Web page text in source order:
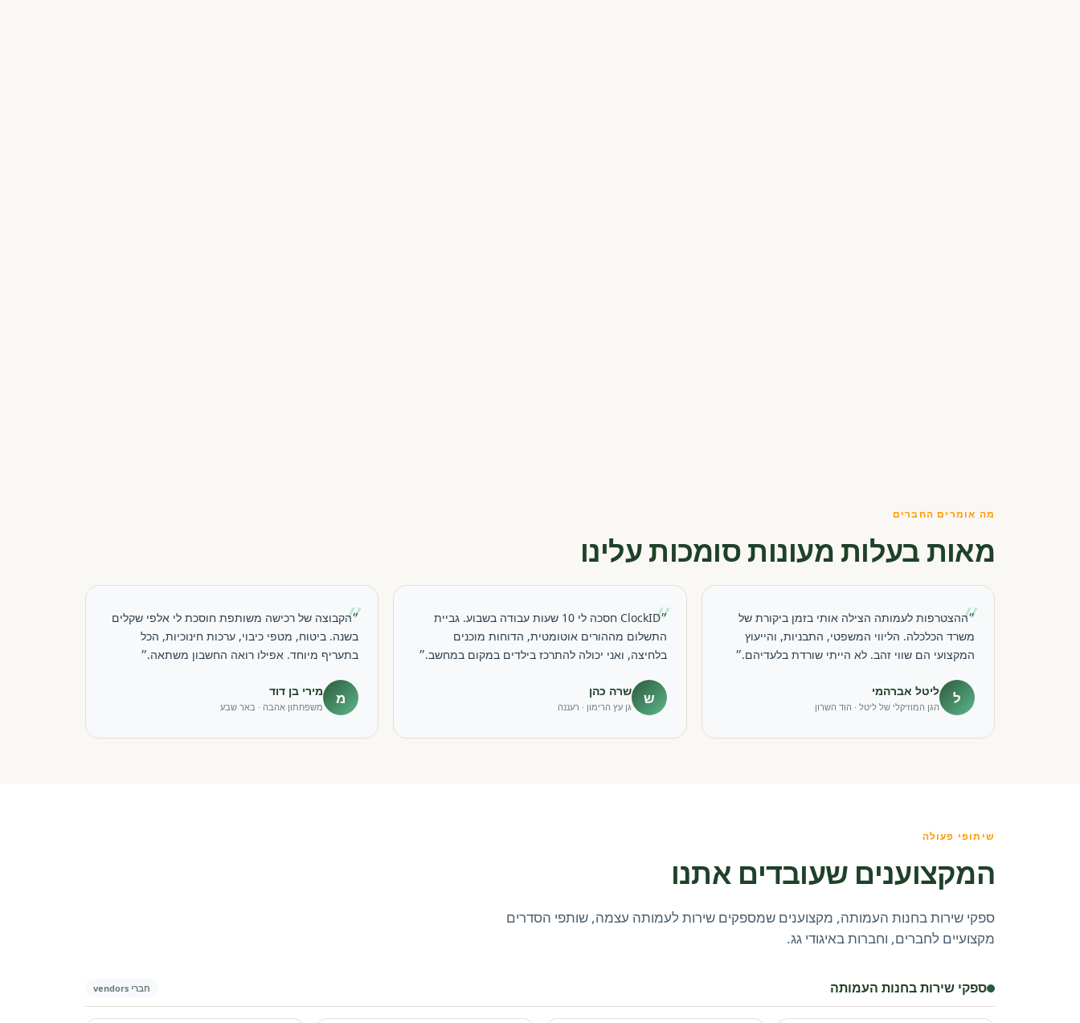
מה אומרים החברים
מאות בעלות מעונות סומכות עלינו
״
״ההצטרפות לעמותה הצילה אותי בזמן ביקורת של
משרד הכלכלה. הליווי המשפטי, התבניות, והייעוץ
המקצועי הם שווי זהב. לא הייתי שורדת בלעדיהם.״
ל ליטל אברהמי
הגן המוזיקלי של ליטל · הוד השרון
״
״ClockID חסכה לי 10 שעות עבודה בשבוע. גביית
התשלום מההורים אוטומטית, הדוחות מוכנים
בלחיצה, ואני יכולה להתרכז בילדים במקום במחשב.״
ש שרה כהן
גן עץ הרימון · רעננה
״
״הקבוצה של רכישה משותפת חוסכת לי אלפי שקלים
בשנה. ביטוח, מטפי כיבוי, ערכות חינוכיות, הכל
בתעריף מיוחד. אפילו רואה החשבון משתאה.״
מ מירי בן דוד
משפחתון אהבה · באר שבע
שיתופי פעולה
המקצוענים שעובדים אתנו
ספקי שירות בחנות העמותה, מקצוענים שמספקים שירות לעמותה עצמה, שותפי הסדרים
מקצועיים לחברים, וחברות באיגודי גג.
ספקי שירות בחנות העמותה חברי vendors